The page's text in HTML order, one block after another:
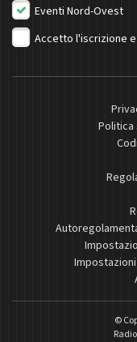
Eventi Nord-Ovest
Accetto l'iscrizione e
Politica
©